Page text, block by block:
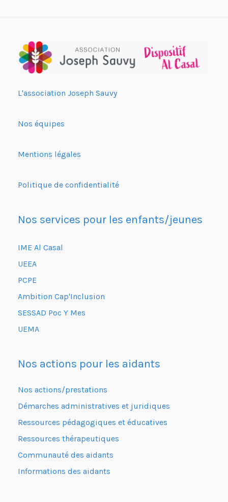
L'association Joseph Sauvy
Nos équipes
Mentions légales
Politique de confidentialité
Nos services pour les enfants/jeunes
IME Al Casal
UEEA
PCPE
Ambition Cap'Inclusion
SESSAD Poc Y Mes
UEMA
Nos actions pour les aidants
Nos actions/prestations
Démarches administratives et juridiques
Ressources pédagogiques et éducatives
Ressources thérapeutiques
Communauté des aidants
Informations des aidants